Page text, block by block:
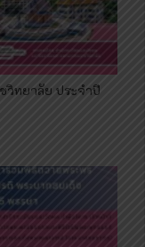
ทยาลัย ประจำปี